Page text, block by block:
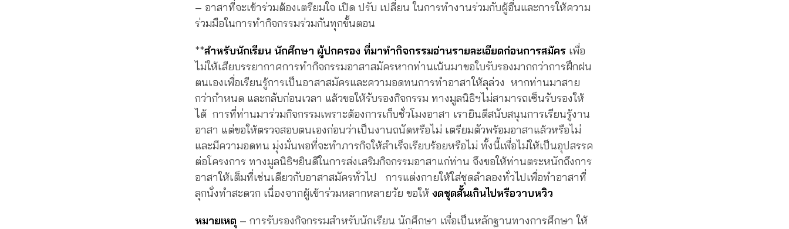
– อาสาที่จะเข้าร่วมต้องเตรียมใจ เปิด ปรับ เปลี่ยน ในการทำงานร่วมกับผู้อื่นและการให้ความ
ร่วมมือในการทำกิจกรรมร่วมกันทุกขั้นตอน
**สำหรับนักเรียน นักศึกษา ผู้ปกครอง ที่มาทำกิจกรรมอ่านรายละเอียดก่อนการสมัคร เพื่อ
ไม่ให้เสียบรรยากาศการทำกิจกรรมอาสาสมัครหากท่านเน้นมาขอใบรับรองมากกว่าการฝึกฝน
ตนเองเพื่อเรียนรู้การเป็นอาสาสมัครและความอดทนการทำอาสาให้ลุล่วง หากท่านมาสาย
กว่ากำหนด และกลับก่อนเวลา แล้วขอให้รับรองกิจกรรม ทางมูลนิธิฯไม่สามารถเซ็นรับรองให้
ได้ การที่ท่านมาร่วมกิจกรรมเพราะต้องการเก็บชั่วโมงอาสา เรายินดีสนับสนุนการเรียนรู้งาน
อาสา แต่ขอให้ตรวจสอบตนเองก่อนว่าเป็นงานถนัดหรือไม่ เตรียมตัวพร้อมอาสาแล้วหรือไม่
และมีความอดทน มุ่งมั่นพอที่จะทำภารกิจให้สำเร็จเรียบร้อยหรือไม่ ทั้งนี้เพื่อไม่ให้เป็นอุปสรรค
ต่อโครงการ ทางมูลนิธิฯยินดีในการส่งเสริมกิจกรรมอาสาแก่ท่าน จึงขอให้ท่านตระหนักถึงการ
อาสาให้เต็มที่เช่นเดียวกับอาสาสมัครทั่วไป การแต่งกายให้ใส่ชุดลำลองทั่วไปเพื่อทำอาสาที่
ลุกนั่งทำสะดวก เนื่องจากผู้เข้าร่วมหลากหลายวัย ขอให้ งดชุดสั้นเกินไปหรือวาบหวิว
หมายเหตุ – การรับรองกิจกรรมสำหรับนักเรียน นักศึกษา เพื่อเป็นหลักฐานทางการศึกษา ให้